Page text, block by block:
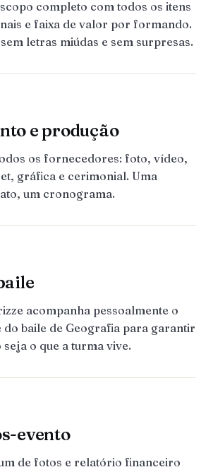
completo com todos os itens
e faixa de valor por formando.
letras miúdas e sem surpresas.
e produção
os fornecedores: foto, vídeo,
gráfica e cerimonial. Uma
um cronograma.
acompanha pessoalmente o
do baile de Geografia para garantir
o que a turma vive.
evento
de fotos e relatório financeiro